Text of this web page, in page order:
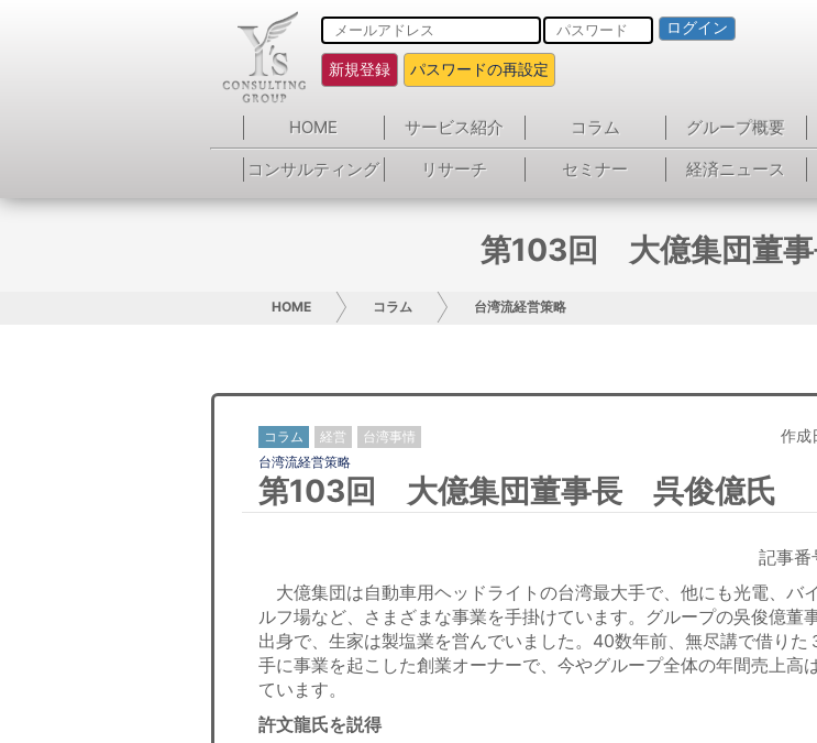
ログイン
新規登録 パスワードの再設定
HOME サービス紹介 コラム グループ概要
コンサルティング
リサーチ セミナー 経済ニュース
第103回 大億集団董
HOME コラム 台湾流経営策略
コラム 経営 台湾事情 作成
台湾流経営策略
第103回 大億集団董事長 呉俊億氏
記事
大億集団は自動車用ヘッドライトの台湾最大手で、他にも光電、バ
ルフ場など、さまざまな事業を手掛けています。グループの吳俊億董
出身で、生家は製塩業を営んでいました。40数年前、無尽講で借りた
手に事業を起こした創業オーナーで、今やグループ全体の年間売上高
ています。
許文龍氏を説得